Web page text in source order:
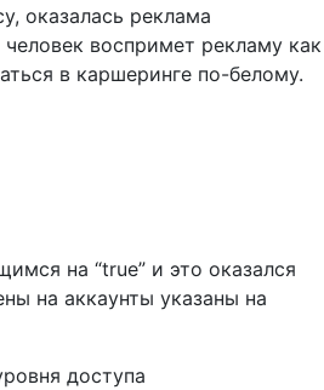
оказалась реклама
воспримет рекламу как
в каршеринге по-белому.
на “true” и это оказался
на аккаунты указаны на
доступа